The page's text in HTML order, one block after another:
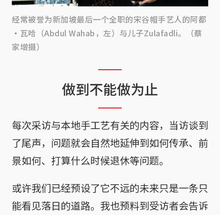
经常被誉为新加坡最后一个全职的宋谷帽手艺人的阿都
·瓦哈（Abdul Wahab，左）与儿子Zulafadli。（蔡
家增摄）
做到不能做为止
每次采访与本地手工艺有关的内容，当访谈到
了尾声，问题就会自然地延伸到如何传承、前
景如何、打算什么时候退休等问题。
或许我们已经预设了它不远的未来只是一条只
能看见落日的道路。我也预料到受访者会告诉